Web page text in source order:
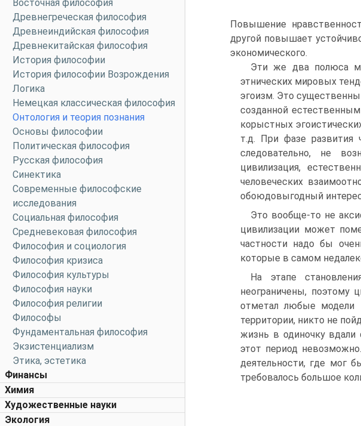
Восточная философия
Древнегреческая философия
Древнеиндийская философия
Древнекитайская философия
История философии
История философии Возрождения
Логика
Немецкая классическая философия
Онтология и теория познания
Основы философии
Политическая философия
Русская философия
Синектика
Современные философские
исследования
Социальная философия
Средневековая философия
Философия и социология
Философия кризиса
Философия культуры
Философия науки
Философия религии
Философы
Фундаментальная философия
Экзистенциализм
Этика, эстетика
Финансы
Химия
Художественные науки
Экология
Повышение
другой повышает
экономического.
Эти же два полюса
этнических мировых
эгоизм. Это
созданной
корыстных
т.д. При фазе развития
следовательно, не
цивилизация,
человеческих
обоюдовыгодный
Это вообще-то не
цивилизации может
частности надо бы
которые в самом
На этапе
неограничены, поэтому
отметал любые модели
территории, никто не
жизнь в одиночку вдали
этот период
деятельности, где мог
требовалось большое